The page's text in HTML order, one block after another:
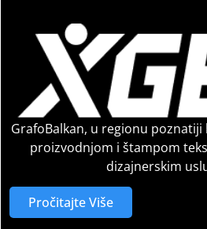
GrafoBalkan, u regionu poznatiji
proizvodnjom i štampom
dizajnerskim
Pročitajte Više